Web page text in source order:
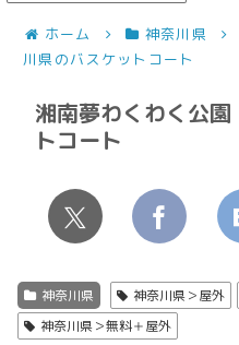
ホーム 神奈川県
川県のバスケットコート
湘南夢わくわく公
トコート
神奈川県 神奈川県＞屋外
神奈川県＞無料＋屋外